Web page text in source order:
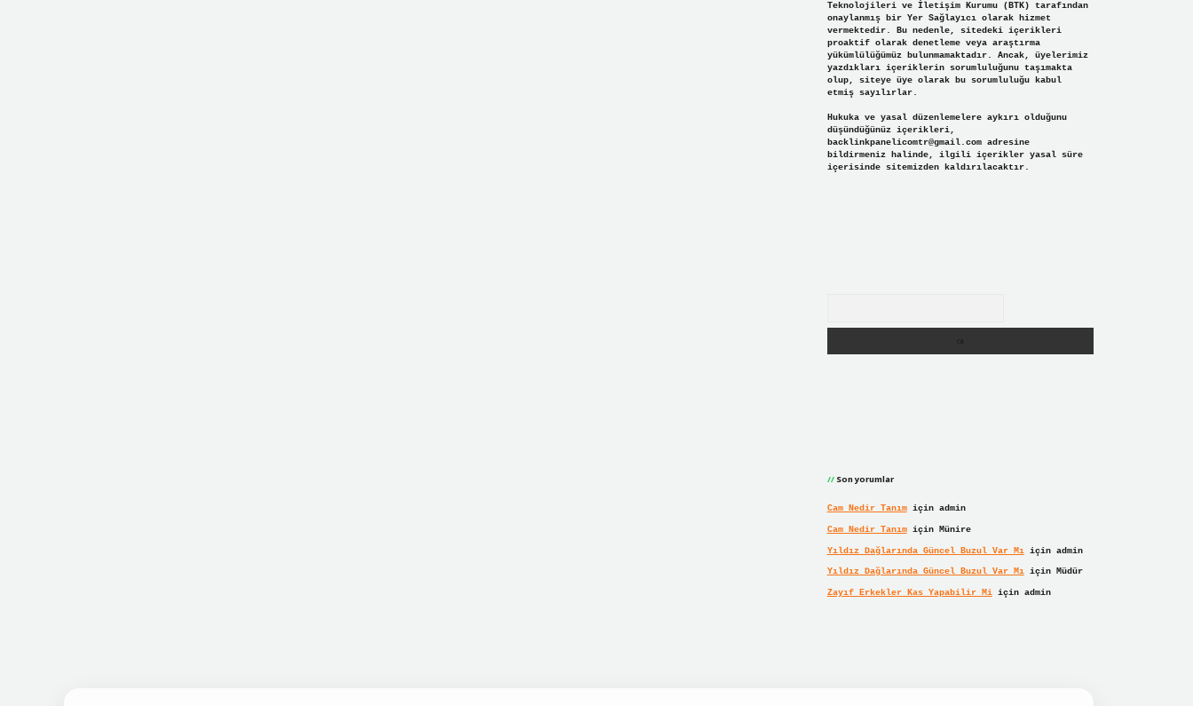
Teknolojileri ve İletişim Kurumu (BTK) tarafından
onaylanmış bir Yer Sağlayıcı olarak hizmet
vermektedir. Bu nedenle, sitedeki içerikleri
proaktif olarak denetleme veya araştırma
yükümlülüğümüz bulunmamaktadır. Ancak, üyelerimiz
yazdıkları içeriklerin sorumluluğunu taşımakta
olup, siteye üye olarak bu sorumluluğu kabul
etmiş sayılırlar.
Hukuka ve yasal düzenlemelere aykırı olduğunu
düşündüğünüz içerikleri,
backlinkpanelicomtr@gmail.comadresine
bildirmeniz halinde, ilgili içerikler yasal süre
içerisinde sitemizden kaldırılacaktır.
Son yorumlar
Cam Nedir Tanımiçin admin
Cam Nedir Tanımiçin Münire
Yıldız Dağlarında Güncel Buzul Var Mıiçin admin
Yıldız Dağlarında Güncel Buzul Var Mıiçin Müdür
Zayıf Erkekler Kas Yapabilir Miiçin admin